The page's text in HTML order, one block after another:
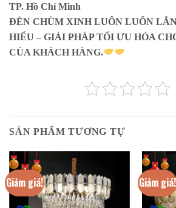
TP. Hồ Chí Minh
ĐÈN CHÙM XINH LUÔN LUÔN
HIỂU – GIẢI PHÁP TỐI ƯU HÓA
CỦA KHÁCH HÀNG.
SẢN PHẨM TƯƠNG TỰ
Giảm giá! Giảm giá!